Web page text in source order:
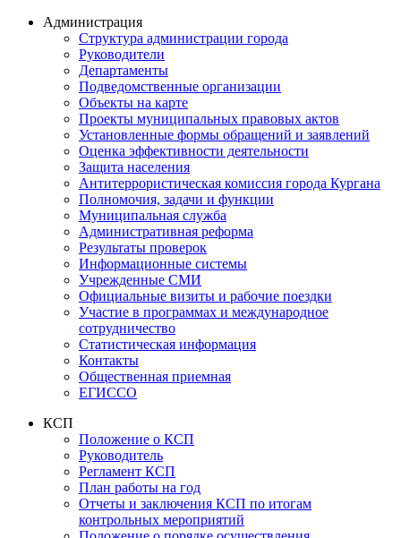
Администрация
Структура администрации города
Руководители
Департаменты
Подведомственные организации
Объекты на карте
Проекты муниципальных правовых актов
Установленные формы обращений и заявлений
Оценка эффективности деятельности
Защита населения
Антитеррористическая комиссия города Кургана
Полномочия, задачи и функции
Муниципальная служба
Административная реформа
Результаты проверок
Информационные системы
Учрежденные СМИ
Официальные визиты и рабочие поездки
Участие в программах и международное
сотрудничество
Статистическая информация
Контакты
Общественная приемная
ЕГИССО
КСП
Положение о КСП
Руководитель
Регламент КСП
План работы на год
Отчеты и заключения КСП по итогам
контрольных мероприятий